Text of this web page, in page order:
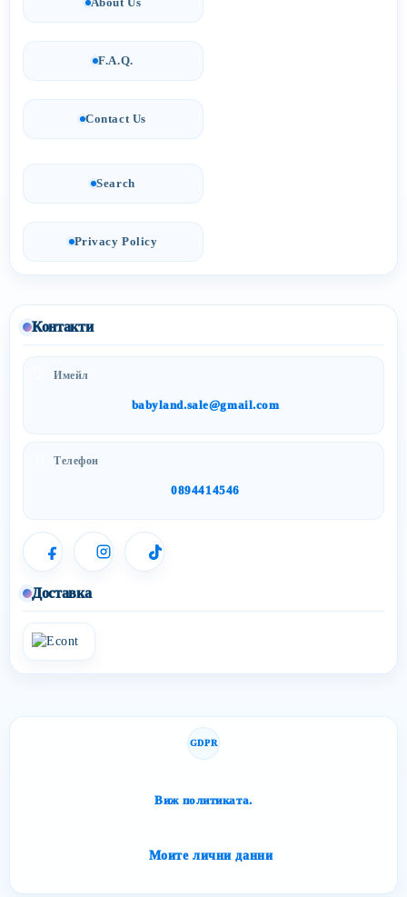
F.A.Q.
Contact Us
Search
Privacy Policy
Контакти
Имейл
babyland.sale@gmail.com
Телефон
0894414546
Доставка
GDPR
Виж политиката.
Моите лични данни